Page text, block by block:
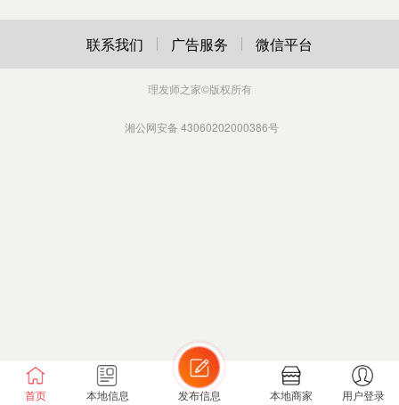
首页 本地信息 发布信息 本地商家 用户登录
联系我们 广告服务 微信平台
理发师之家©版权所有
湘公网安备 43060202000386号